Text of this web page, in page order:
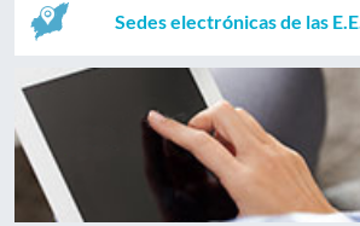
Sedes electrónicas de las